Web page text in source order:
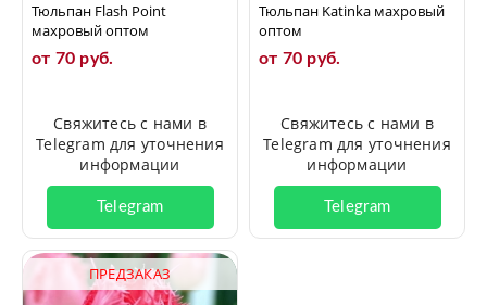
Тюльпан Flash Point
махровый оптом
от 70 руб.
Свяжитесь с нами в
Telegram для уточнения
информации
Telegram
Тюльпан Katinka махровый
оптом
от 70 руб.
Свяжитесь с нами в
Telegram для уточнения
информации
Telegram
ПРЕДЗАКАЗ